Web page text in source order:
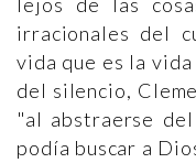
irracionales del
vida que es la
del silencio,
"al abstraerse
podía buscar a